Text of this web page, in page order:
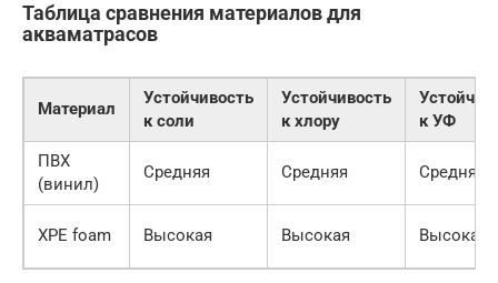
Таблица сравнения материалов для
акваматрасов
Материал
Устойчивость
к соли
Устойчивость
к хлору
к УФ
ПВХ
(винил)
Средняя Средняя Средняя
XPE foam Высокая Высокая Высокая